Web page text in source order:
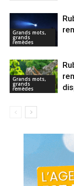
Grands mots,
grands
remèdes
Grands mots,
grands
remèdes